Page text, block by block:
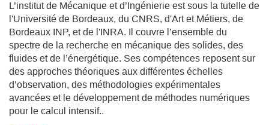
L’institut de Mécanique et d’Ingénierie est sous la tutelle de
l'Université de Bordeaux, du CNRS, d'Art et Métiers, de
Bordeaux INP, et de l'INRA. Il couvre l’ensemble du
spectre de la recherche en mécanique des solides, des
fluides et de l’énergétique. Ses compétences reposent sur
des approches théoriques aux différentes échelles
d’observation, des méthodologies expérimentales
avancées et le développement de méthodes numériques
pour le calcul intensif..